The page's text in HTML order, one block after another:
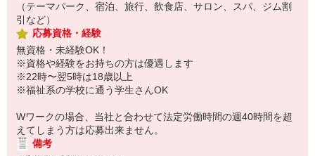
（テーマパーク、宿泊、旅行、飲食店、サロン、スパ、ジム割
引など）
応募資格・経験
無資格・未経験OK！
※資格や経験をお持ちの方は優遇します
※22時〜翌5時は18歳以上
※福祉系の学校に通う学生さんOK
Wワークの場合、当社と合わせて法定労働時間の週40時間を超
えてしまう方は応募出来ません。
備考